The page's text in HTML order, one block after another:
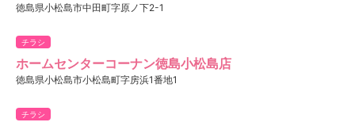
徳島県小松島市中田町字原ノ下2-1
チラシ
ホームセンターコーナン徳島小松島店
徳島県小松島市小松島町字房浜1番地1
チラシ